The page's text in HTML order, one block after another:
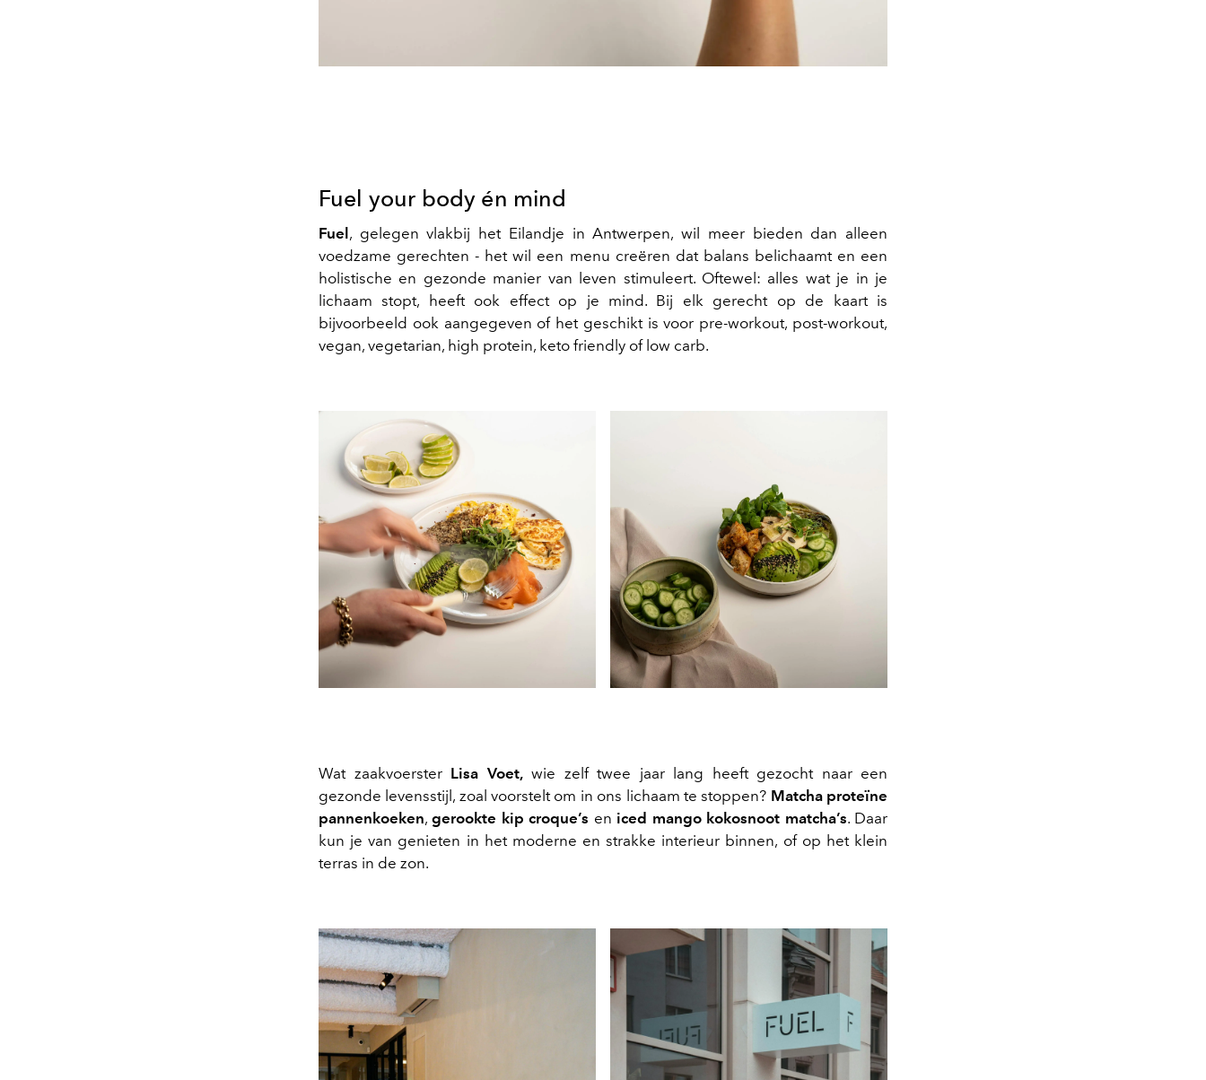
Fuel your body én mind
Fuel , gelegen vlakbij het Eilandje in Antwerpen, wil meer bieden dan alleen
voedzame gerechten - het wil een menu creëren dat balans belichaamt en een
holistische en gezonde manier van leven stimuleert. Oftewel: alles wat je in je
lichaam stopt, heeft ook effect op je mind. Bij elk gerecht op de kaart is
bijvoorbeeld ook aangegeven of het geschikt is voor pre-workout, post-workout,
vegan, vegetarian, high protein, keto friendly of low carb.
Wat zaakvoerster Lisa Voet,wie zelf twee jaar lang heeft gezocht naar een
gezonde levensstijl, zoal voorstelt om in ons lichaam te stoppen? Matcha proteïne
pannenkoeken,gerookte kip croque’s en iced mango kokosnoot matcha’s. Daar
kun je van genieten in het moderne en strakke interieur binnen, of op het klein
terras in de zon.